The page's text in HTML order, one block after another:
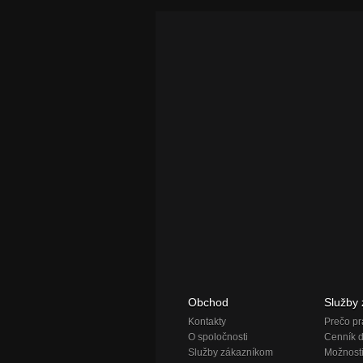
Obchod
Kontakty
O spoločnosti
Služby zákazníkom
Služby
Prečo
Cenník